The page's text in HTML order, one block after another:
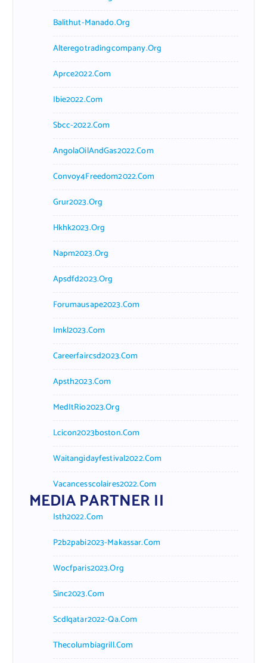
Balithut-Manado.org
Alteregotradingcompany.org
Aprce2022.com
Ibie2022.com
Sbcc-2022.com
AngolaOilAndGas2022.com
Convoy4Freedom2022.com
Grur2023.org
Hkhk2023.org
Napm2023.org
Apsdfd2023.org
Forumausape2023.com
Imkl2023.com
Careerfaircsd2023.com
Apsth2023.com
MedItRio2023.org
Lcicon2023boston.com
Waitangidayfestival2022.com
Vacancesscolaires2022.com
MEDIA PARTNER II
Isth2022.com
P2b2pabi2023-Makassar.com
Wocfparis2023.org
Sinc2023.com
Scdlqatar2022-Qa.com
Thecolumbiagrill.com